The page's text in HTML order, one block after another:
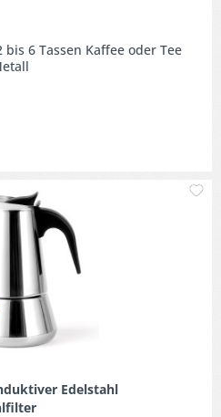
6 Tassen Kaffee oder Tee
Edelstahl